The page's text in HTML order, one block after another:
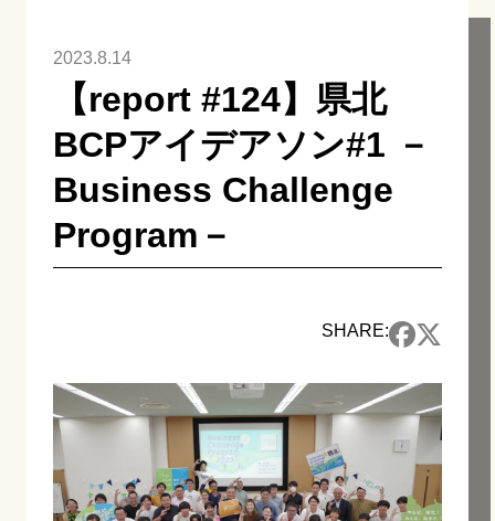
2023.8.14
【report #124】県北
BCPアイデアソン#1 －
Business Challenge
Program－
SHARE: